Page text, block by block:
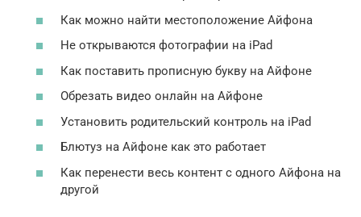
Как можно найти местоположение Айфона
Не открываются фотографии на iPad
Как поставить прописную букву на Айфоне
Обрезать видео онлайн на Айфоне
Установить родительский контроль на iPad
Блютуз на Айфоне как это работает
Как перенести весь контент с одного Айфона на
другой